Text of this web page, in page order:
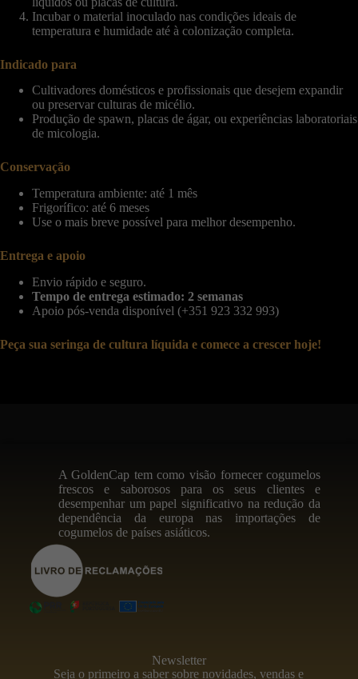
Incubar o material inoculado nas condições ideais de
temperatura e humidade até à colonização completa.
Indicado para
Cultivadores domésticos e profissionais que desejem expandir
ou preservar culturas de micélio.
Produção de spawn, placas de ágar, ou experiências laboratoriais
de micologia.
Conservação
Temperatura ambiente: até 1 mês
Frigorífico: até 6 meses
Use o mais breve possível para melhor desempenho.
Entrega e apoio
Envio rápido e seguro.
Tempo de entrega estimado: 2 semanas
Apoio pós-venda disponível (+351 923 332 993)
Peça sua seringa de cultura líquida e comece a crescer hoje!
A GoldenCap tem como visão fornecer cogumelos
frescos e saborosos para os seus clientes e
desempenhar um papel significativo na redução da
dependência da europa nas importações de
cogumelos de países asiáticos.
Newsletter
Seja o primeiro a saber sobre novidades, vendas e